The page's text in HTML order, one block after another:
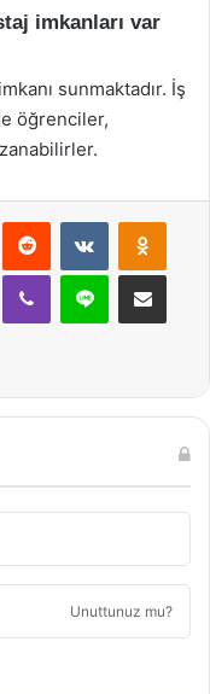
imkanları var
sunmaktadır. İş
öğrenciler,
Reddit VKontakte
Viber Line E-Posta ile
Unuttunuz mu?